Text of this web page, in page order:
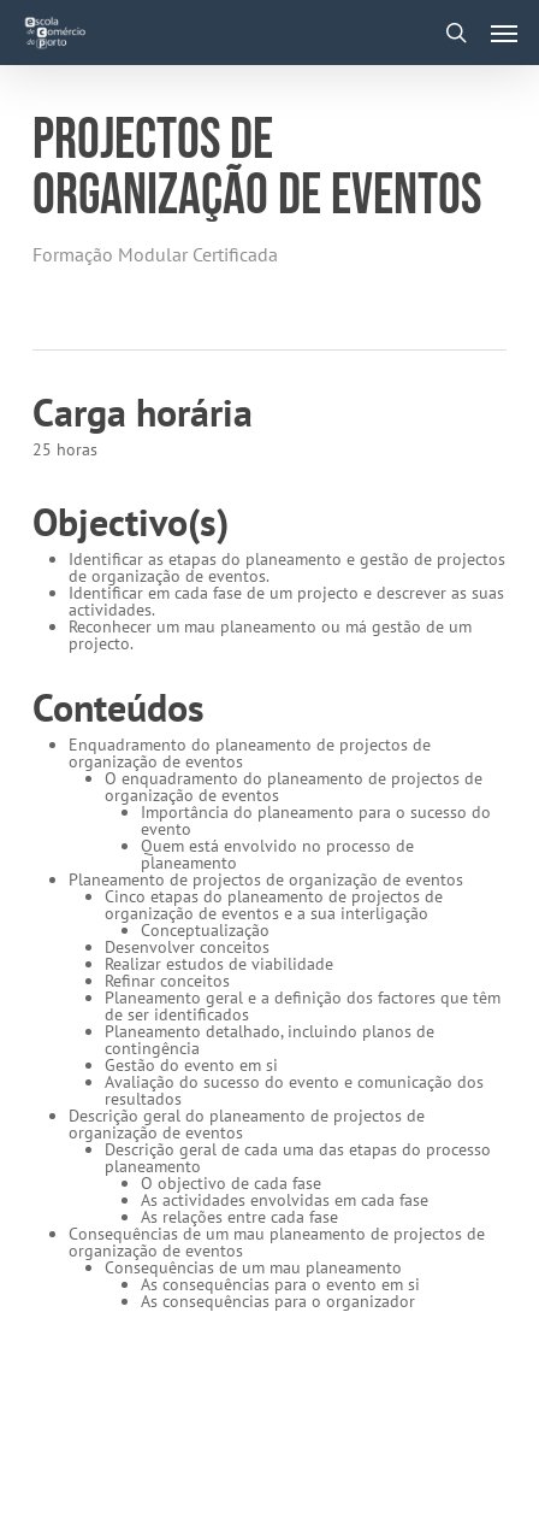
main
PROJECTOS DE
ORGANIZAÇÃO DE EVENTOS
Formação Modular Certificada
Carga horária
25 horas
Objectivo(s)
Identificar as etapas do planeamento e gestão de projectos
de organização de eventos.
Identificar em cada fase de um projecto e descrever as suas
actividades.
Reconhecer um mau planeamento ou má gestão de um
projecto.
Conteúdos
Enquadramento do planeamento de projectos de
organização de eventos
O enquadramento do planeamento de projectos de
organização de eventos
Importância do planeamento para o sucesso do
evento
Quem está envolvido no processo de
planeamento
Planeamento de projectos de organização de eventos
Cinco etapas do planeamento de projectos de
organização de eventos e a sua interligação
Conceptualização
Desenvolver conceitos
Realizar estudos de viabilidade
Refinar conceitos
Planeamento geral e a definição dos factores que têm
de ser identificados
Planeamento detalhado, incluindo planos de
contingência
Gestão do evento em si
Avaliação do sucesso do evento e comunicação dos
resultados
Descrição geral do planeamento de projectos de
organização de eventos
Descrição geral de cada uma das etapas do processo
planeamento
O objectivo de cada fase
As actividades envolvidas em cada fase
As relações entre cada fase
Consequências de um mau planeamento de projectos de
organização de eventos
Consequências de um mau planeamento
As consequências para o evento em si
As consequências para o organizador